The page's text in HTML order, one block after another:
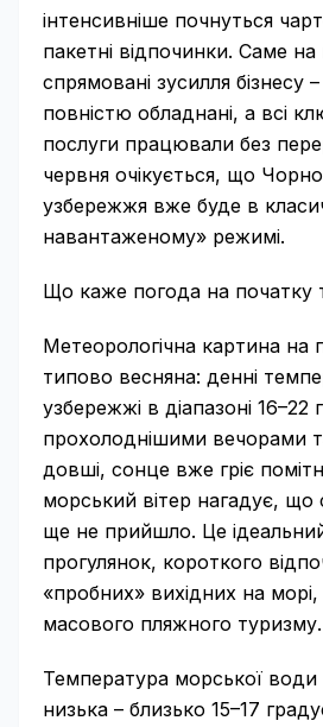
інтенсивніше почнуться
пакетні відпочинки. Саме
спрямовані зусилля бізнесу
повністю обладнані, а всі
послуги працювали без
червня очікується, що
узбережжя вже буде в
навантаженому» режимі.
Що каже погода на початку
Метеорологічна картина на
типово весняна: денні
узбережжі в діапазоні 16–22
прохолоднішими вечорами
довші, сонце вже гріє
морський вітер нагадує, що
ще не прийшло. Це
прогулянок, короткого
«пробних» вихідних на
масового пляжного туризму.
Температура морської
низька – близько 15–17